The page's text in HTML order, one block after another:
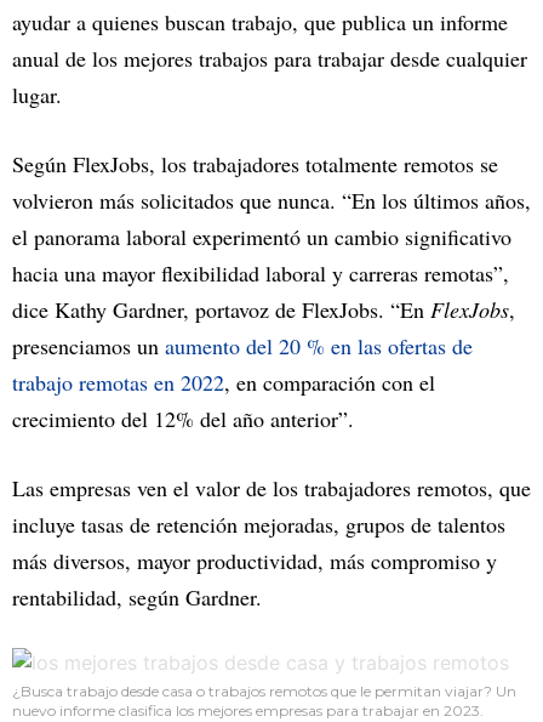
ayudar a quienes buscan trabajo, que publica un informe
anual de los mejores trabajos para trabajar desde cualquier
lugar.
Según FlexJobs, los trabajadores totalmente remotos se
volvieron más solicitados que nunca. “En los últimos años,
el panorama laboral experimentó un cambio significativo
hacia una mayor flexibilidad laboral y carreras remotas”,
dice Kathy Gardner, portavoz de FlexJobs. “En FlexJobs,
presenciamos un aumento del 20 % en las ofertas de
trabajo remotas en 2022, en comparación con el
crecimiento del 12% del año anterior”.
Las empresas ven el valor de los trabajadores remotos, que
incluye tasas de retención mejoradas, grupos de talentos
más diversos, mayor productividad, más compromiso y
rentabilidad, según Gardner.
¿Busca trabajo desde casa o trabajos remotos que le permitan viajar? Un
nuevo informe clasifica los mejores empresas para trabajar en 2023.